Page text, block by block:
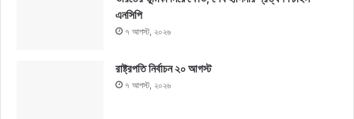
এনসিপি
৭ আগস্ট, ২০২৬
রাষ্ট্রপতি নির্বাচন ২০ আগস্ট
৭ আগস্ট, ২০২৬